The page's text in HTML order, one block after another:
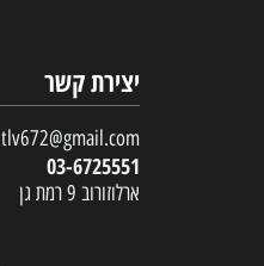
יצירת קשר
tlv672@gmail.com
03-6725551
ארלוזורוב 9 רמת גן